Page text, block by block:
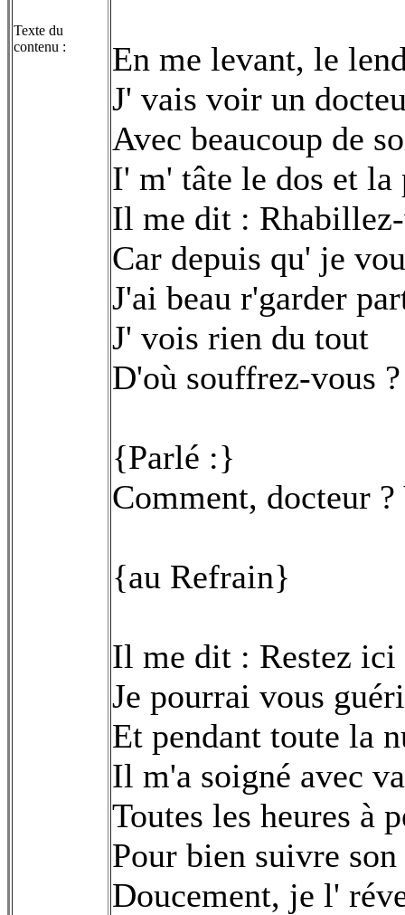
Texte du
contenu :
En me levant, le
J' vais voir un
Avec beaucoup de
I' m' tâte le dos et
Il me dit :
Car depuis qu' je
J'ai beau r'garder
J' vois rien du tout
D'où souffrez-vous ?
{Parlé :}
Comment, docteur
{au Refrain}
Il me dit : Restez ici
Je pourrai vous
Et pendant toute la
Il m'a soigné avec
Toutes les heures à
Pour bien suivre
Doucement, je l'